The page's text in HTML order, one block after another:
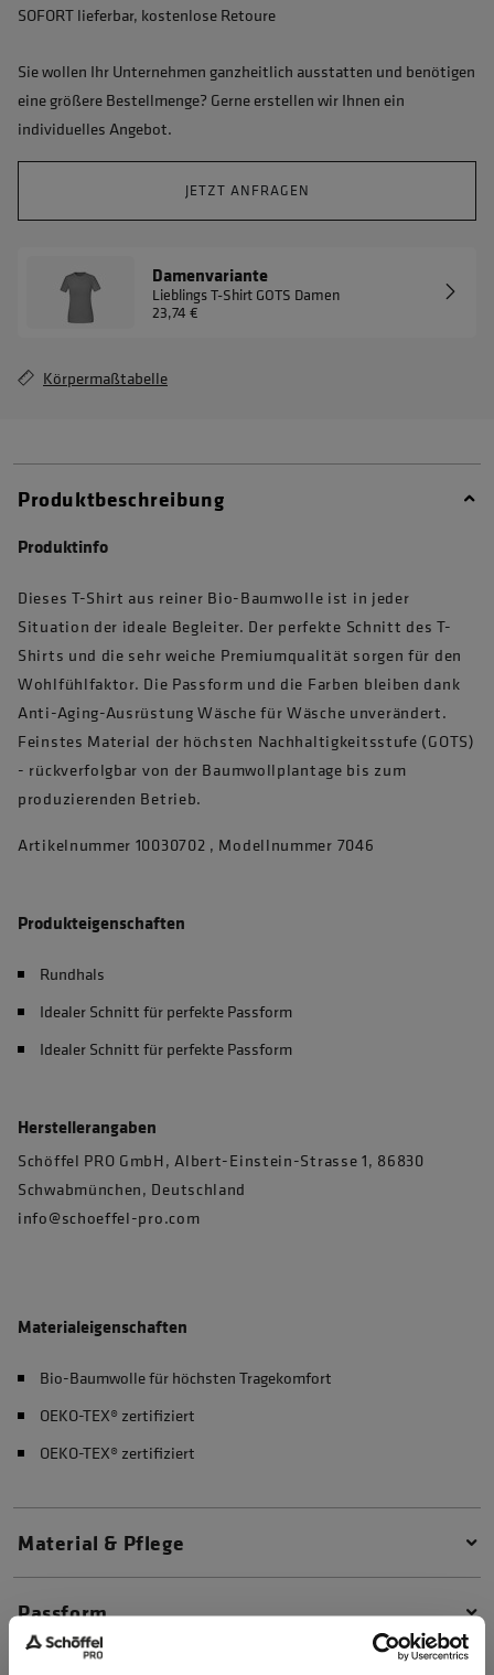
SOFORT lieferbar, kostenlose Retoure
Sie wollen Ihr Unternehmen ganzheitlich ausstatten und benötigen
eine größere Bestellmenge? Gerne erstellen wir Ihnen ein
individuelles Angebot.
JETZT ANFRAGEN
Damenvariante
Lieblings T-Shirt GOTS Damen
23,74 €
Körpermaßtabelle
Produktbeschreibung
Produktinfo
Dieses T-Shirt aus reiner Bio-Baumwolle ist in jeder
Situation der ideale Begleiter. Der perfekte Schnitt des T-
Shirts und die sehr weiche Premiumqualität sorgen für den
Wohlfühlfaktor. Die Passform und die Farben bleiben dank
Anti-Aging-Ausrüstung Wäsche für Wäsche unverändert.
Feinstes Material der höchsten Nachhaltigkeitsstufe (GOTS)
- rückverfolgbar von der Baumwollplantage bis zum
produzierenden Betrieb.
Artikelnummer 10030702 , Modellnummer 7046
Produkteigenschaften
Rundhals
Idealer Schnitt für perfekte Passform
Idealer Schnitt für perfekte Passform
Herstellerangaben
Schöffel PRO GmbH, Albert-Einstein-Strasse 1, 86830
Schwabmünchen, Deutschland
info@schoeffel-pro.com
Materialeigenschaften
Bio-Baumwolle für höchsten Tragekomfort
OEKO-TEX® zertifiziert
OEKO-TEX® zertifiziert
Material & Pflege
Passform